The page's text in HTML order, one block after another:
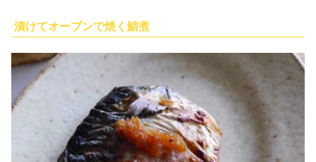
漬けてオーブンで焼く鯖煮